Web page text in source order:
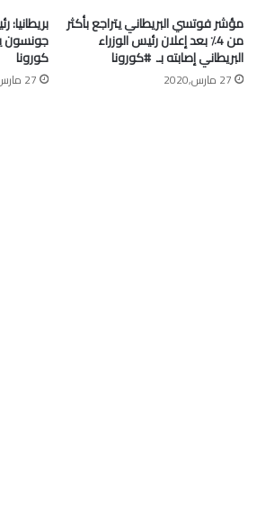
مؤشر فوتسي البريطاني يتراجع بأكثر
من 4٪ بعد إعلان رئيس الوزراء
البريطاني إصابته بـ ⁧ #كورونا⁩
27 مارس,2020
جونسون
كورونا
27 مارس,2020